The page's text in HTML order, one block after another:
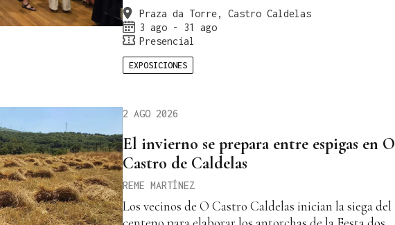
Praza da Torre, Castro Caldelas
3 ago - 31 ago
Presencial
EXPOSICIONES
2 AGO 2026
El invierno se prepara entre espigas en O
Castro de Caldelas
REME MARTÍNEZ
Los vecinos de O Castro Caldelas inician la siega del